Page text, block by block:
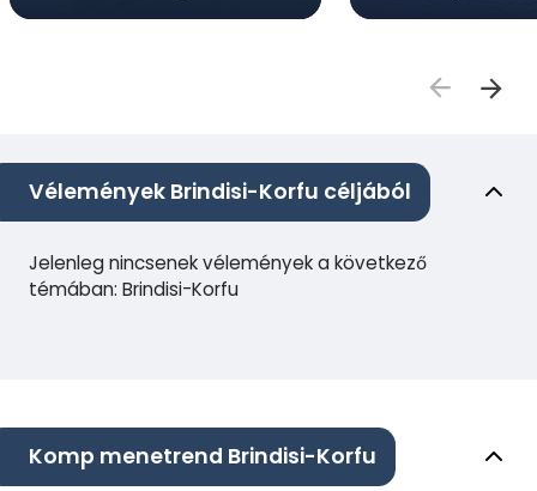
Vélemények Brindisi-Korfu céljából
Jelenleg nincsenek vélemények a következő
témában: Brindisi-Korfu
Komp menetrend Brindisi-Korfu